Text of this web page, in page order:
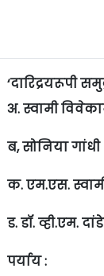
‘दारिद्रयरूपी
अ. स्वामी
ब, सोनिया गांधी
क. एम.एस.
ड. डॉ. व्ही.एम.
पर्याय :